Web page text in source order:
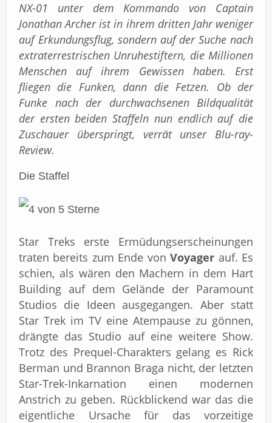
NX-01 unter dem Kommando von Captain
Jonathan Archer ist in ihrem dritten Jahr weniger
auf Erkundungsflug, sondern auf der Suche nach
extraterrestrischen Unruhestiftern, die Millionen
Menschen auf ihrem Gewissen haben. Erst
fliegen die Funken, dann die Fetzen. Ob der
Funke nach der durchwachsenen Bildqualität
der ersten beiden Staffeln nun endlich auf die
Zuschauer überspringt, verrät unser Blu-ray-
Review.
Die Staffel
Star Treks erste Ermüdungserscheinungen
traten bereits zum Ende von Voyager auf. Es
schien, als wären den Machern in dem Hart
Building auf dem Gelände der Paramount
Studios die Ideen ausgegangen. Aber statt
Star Trek im TV eine Atempause zu gönnen,
drängte das Studio auf eine weitere Show.
Trotz des Prequel-Charakters gelang es Rick
Berman und Brannon Braga nicht, der letzten
Star-Trek-Inkarnation einen modernen
Anstrich zu geben. Rückblickend war das die
eigentliche Ursache für das vorzeitige